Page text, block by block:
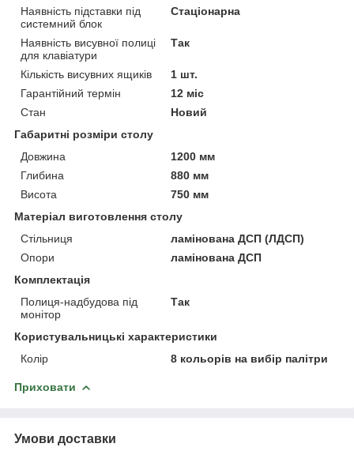
Наявність підставки під
системний блок
Стаціонарна
Наявність висувної полиці
для клавіатури
Так
Кількість висувних ящиків
1 шт.
Гарантійний термін
12 міс
Стан
Новий
Габаритні розміри столу
Довжина
1200 мм
Глибина
880 мм
Висота
750 мм
Матеріал виготовлення столу
Стільниця
ламінована ДСП (ЛДСП)
Опори
ламінована ДСП
Комплектація
Полиця-надбудова під
монітор
Так
Користувальницькі характеристики
Колір
8 кольорів на вибір палітри
Приховати
Умови доставки